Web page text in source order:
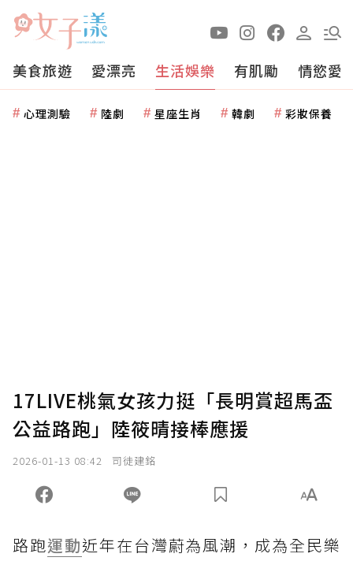
美食旅遊 愛漂亮 生活娛樂 有肌勵 情慾愛
心理測驗 陸劇 星座生肖 韓劇 彩妝保養
17LIVE桃氣女孩力挺「長明賞超馬盃
公益路跑」陸筱晴接棒應援
2026-01-13 08:42 司徒建銘
路跑運動近年在台灣蔚為風潮，成為全民樂